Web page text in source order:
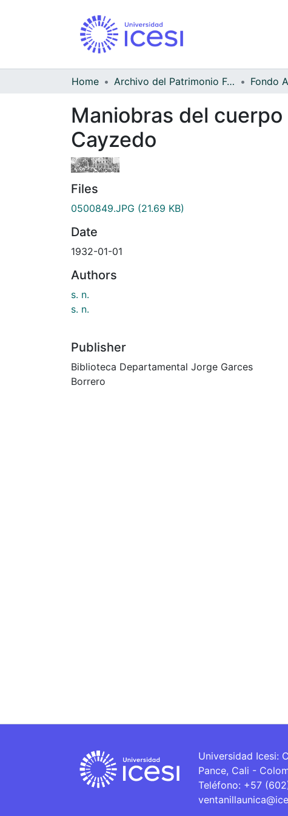
Home Archivo del Patrimonio Fotográfico y Fílmico del Valle del Cauca
Maniobras del
Cayzedo
Files
0500849.JPG (21.69 KB)
Date
1932-01-01
Authors
s. n.
s. n.
Publisher
Biblioteca Departamental Jorge Garces
Borrero
Universidad Icesi:
Pance, Cali -
Teléfono: +57